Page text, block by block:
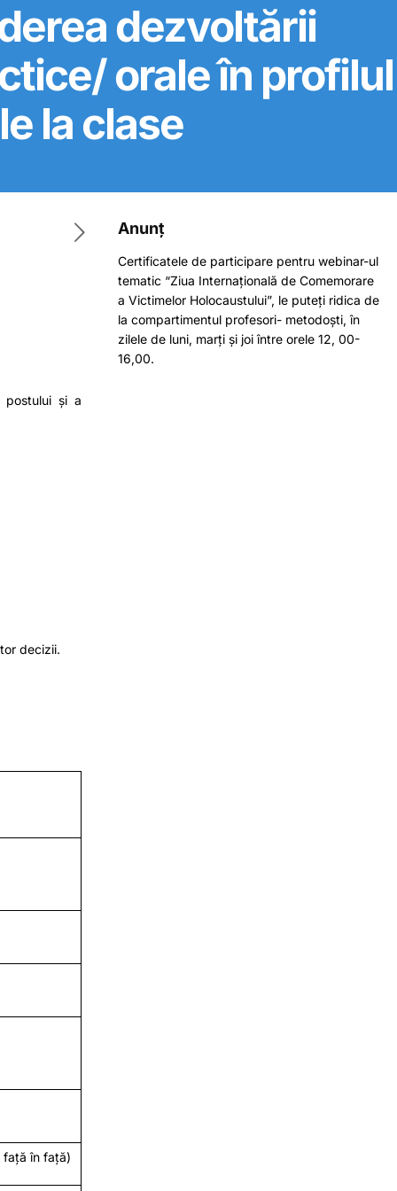
dezvoltării
orale în profilul
la clase
postului și a
decizii.
în față)
Anunț
Certificatele de participare pentru webinar-ul
tematic “Ziua Internațională de Comemorare
a Victimelor Holocaustului”, le puteți ridica de
la compartimentul profesori- metodoști, în
zilele de luni, marți și joi între orele 12, 00-
16,00.